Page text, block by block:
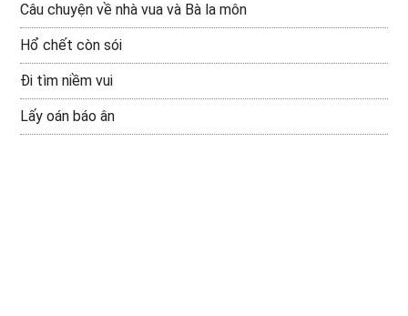
Câu chuyện về nhà vua và Bà la môn
Hổ chết còn sói
Đi tìm niềm vui
Lấy oán báo ân